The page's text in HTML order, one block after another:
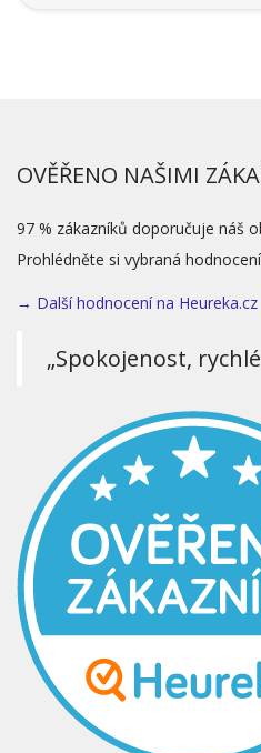
OVĚŘENO NAŠIMI
97 % zákazníků doporučuje náš
Prohlédněte si vybraná
→ Další hodnocení na Heureka.cz
„Spokojenost,